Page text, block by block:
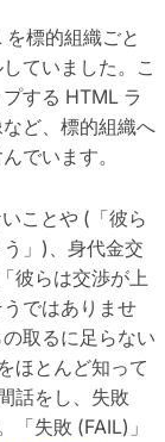
標的組織ごと
ていました。こ
する HTML ラ
ど、標的組織へ
でいます。
ことや (「彼ら
」)、身代金交
彼らは交渉が上
ではありませ
取るに足らない
ほとんど知って
話をし、失敗
「失敗 (FAIL)」